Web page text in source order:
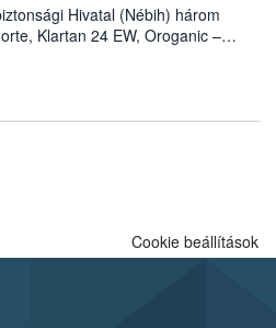
Hivatal (Nébih) három
Klartan 24 EW, Oroganic –
így azok a szüretet követően,
91) stádiumáig
a károsító elleni további
és ökológiai termesztésben is
Cookie beállítások